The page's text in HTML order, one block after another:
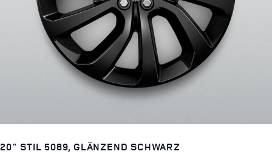
20" STIL 5089, GLÄNZEND SCHWARZ